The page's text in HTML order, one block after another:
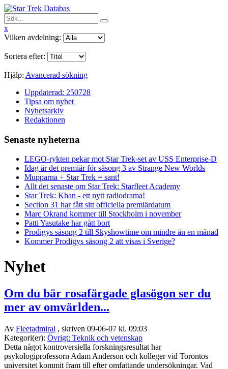
x
Vilken avdelning:
Sortera efter:
Hjälp: Avancerad sökning
Uppdaterad: 250728
Tipsa om nyhet
Nyhetsarkiv
Redaktionen
Senaste nyheterna
LEGO-rykten pekar mot Star Trek-set av USS Enterprise-D
Idag är det premiär för säsong 3 av Strange New Worlds
Mupparna + Star Trek = sant!
Allt det senaste om Star Trek: Starfleet Academy
Star Trek: Khan - ett nytt radiodrama!
Section 31 har fått sitt officiella premiärdatum
Marc Okrand kommer till Stockholm i november
Patti Yasutake har gått bort
Prodigys säsong 2 till Skyshowtime om mindre än en månad
Kommer Prodigys säsong 2 att visas i Sverige?
Nyhet
Om du bär rosafärgade glasögon ser du
mer av omvärlden...
Av Fleetadmiral , skriven 09-06-07 kl. 09:03
Kategori(er): Övrigt: Teknik och vetenskap
Detta något kontroversiella forskningsresultat har
psykologiprofessorn Adam Anderson och kolleger vid Torontos
universitet kommit fram till efter omfattande undersökningar. Vad